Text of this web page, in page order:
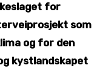
for
som
og for den
kystlandskapet